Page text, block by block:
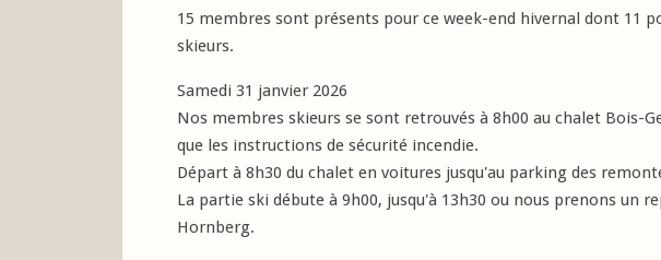
15 membres sont présents pour ce week-end hivernal dont 11
skieurs.
Samedi 31 janvier 2026
Nos membres skieurs se sont retrouvés à 8h00 au chalet Bois-
que les instructions de sécurité incendie.
Départ à 8h30 du chalet en voitures jusqu'au parking des
La partie ski débute à 9h00, jusqu'à 13h30 ou nous prenons un
Hornberg.